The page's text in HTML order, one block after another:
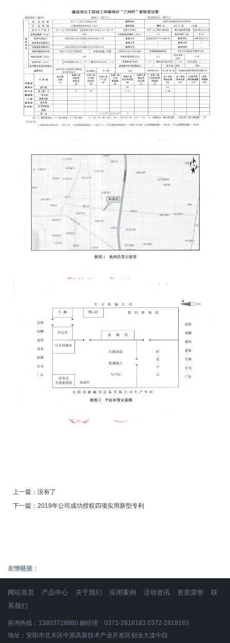
上一篇： 没有了
下一篇： 2019年公司成功授权四项实用新型专利
友情链接：
网站首页 产品中心 关于我们 应用案例 活动资讯 资质荣誉
联
系我们
咨询热线：13803728880 杨经理 0372-2818183 0372-2818183
地址：安阳市北关区中原高新技术产业开发区创业大道中段